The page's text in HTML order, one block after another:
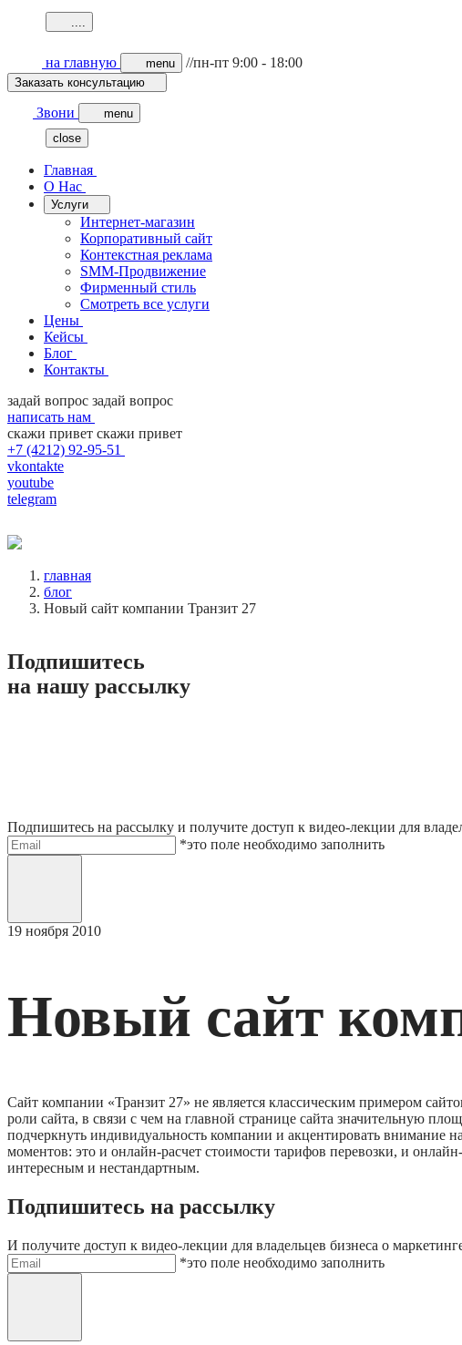
....
на главную menu //пн-пт 9:00 - 18:00
Заказать консультацию
Звони
menu
close
Главная
О Нас
Услуги
Интернет-магазин
Корпоративный сайт
Контекстная реклама
SMM-Продвижение
Фирменный стиль
Смотреть все услуги
Цены
Кейсы
Блог
Контакты
задай вопрос задай вопрос
написать нам
скажи привет скажи привет
+7 (4212) 92-95-51
vkontakte
youtube
telegram
главная
блог
Новый сайт компании Транзит 27
Подпишитесь
на нашу рассылку
Подпишитесь на рассылку и получите доступ к видео-лекции для
Электронная почта
*это поле необходимо заполнить
19 ноября 2010
Новый сайт
Сайт компании «Транзит 27» не является классическим примером
роли сайта, в связи с чем на главной странице сайта значительную
подчеркнуть индивидуальность компании и акцентировать внимание
моментов: это и онлайн-расчет стоимости тарифов перевозки, и
интересным и нестандартным.
Подпишитесь на рассылку
И получите доступ к видео-лекции для владельцев бизнеса о
Электронная почта
*это поле необходимо заполнить